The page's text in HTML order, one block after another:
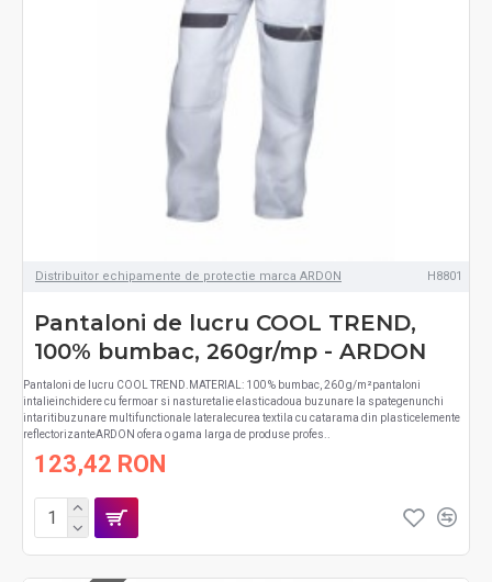
Distribuitor echipamente de protectie marca ARDON H8801
Pantaloni de lucru COOL TREND,
100% bumbac, 260gr/mp - ARDON
Pantaloni de lucru COOL TREND.MATERIAL: 100 % bumbac, 260 g/m²pantaloni
intalieinchidere cu fermoar si nasturetalie elasticadoua buzunare la spategenunchi
intaritibuzunare multifunctionale lateralecurea textila cu catarama din plasticelemente
reflectorizanteARDON ofera o gama larga de produse profes..
123,42 RON